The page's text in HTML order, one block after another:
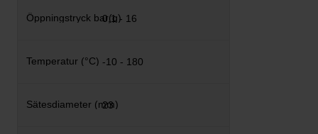
0,1 - 16
-10 - 180
23